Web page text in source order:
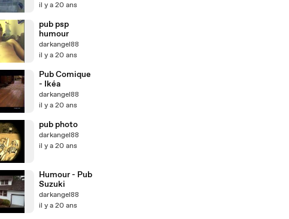
il y a 20 ans
pub psp
humour
darkangel88
il y a 20 ans
Pub Comique
- Ikéa
darkangel88
il y a 20 ans
pub photo
darkangel88
il y a 20 ans
Humour - Pub
Suzuki
darkangel88
il y a 20 ans